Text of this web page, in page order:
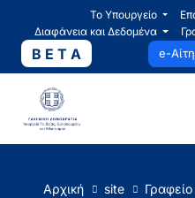
Το Υπουργείο
Διαφάνεια και Δεδομένα
B E T A e-
Αρχική site